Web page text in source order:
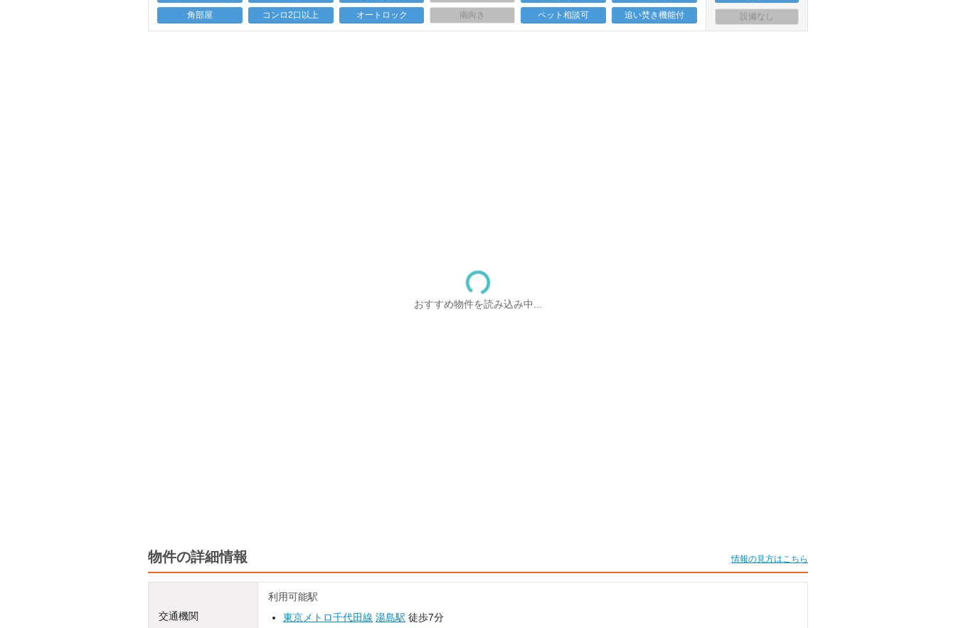
角部屋 コンロ2口以上 オートロック 南向き ペット相談可 追い焚き機能付 設備なし
おすすめ物件を読み込み中...
物件の詳細情報 情報の見方はこちら
交通機関
利用可能駅
東京メトロ千代田線 湯島駅 徒歩7分